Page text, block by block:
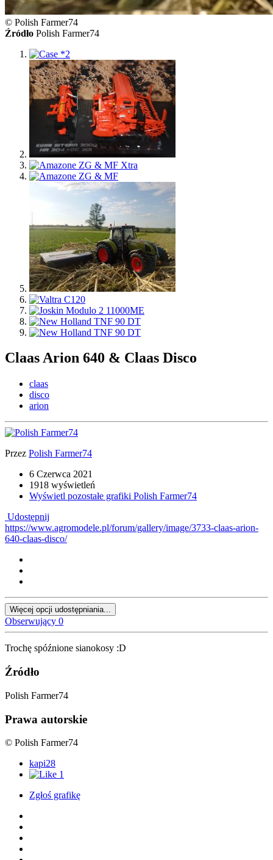
© Polish Farmer74
Źródło Polish Farmer74
Claas Arion 640 & Claas Disco
claas
disco
arion
Przez Polish Farmer74
6 Czerwca 2021
1918 wyświetleń
Wyświetl pozostałe grafiki Polish Farmer74
Udostępnij
https://www.agromodele.pl/forum/gallery/image/3733-claas-arion-
640-claas-disco/
Więcej opcji udostępniania...
Obserwujący 0
Trochę spóźnione sianokosy :D
Źródło
Polish Farmer74
Prawa autorskie
© Polish Farmer74
kapi28
1
Zgłoś grafikę